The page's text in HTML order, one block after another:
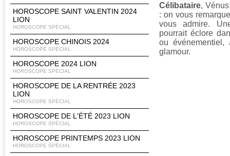
HOROSCOPE SAINT VALENTIN 2024
LION
HOROSCOPE SPÉCIAL
HOROSCOPE CHINOIS 2024
HOROSCOPE SPÉCIAL
HOROSCOPE 2024 LION
HOROSCOPE SPÉCIAL
HOROSCOPE DE LA RENTRÉE 2023
LION
HOROSCOPE SPÉCIAL
HOROSCOPE DE L'ÉTÉ 2023 LION
HOROSCOPE SPÉCIAL
HOROSCOPE PRINTEMPS 2023 LION
HOROSCOPE SPÉCIAL
Célibataire,
: on vous
vous admire.
pourrait éclore
ou
glamour.